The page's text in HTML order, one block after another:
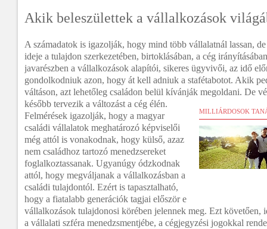
Akik beleszülettek a vállalkozások
A számadatok is igazolják, hogy mind több vállalatnál lassan,
ideje a tulajdon szerkezetében, birtoklásában, a cég
javarészben a vállalkozások alapítói, sikeres ügyvivői, az idő
gondolkodniuk azon, hogy át kell adniuk a stafétabotot. Akik
váltáson, azt lehetőleg családon belül kívánják megoldani. De
MILLIÁRDOSOK
később tervezik a változást a cég élén.
Felmérések igazolják, hogy a magyar
családi vállalatok meghatározó képviselői
még attól is vonakodnak, hogy külső, azaz
nem családhoz tartozó menedzsereket
foglalkoztassanak. Ugyanúgy ódzkodnak
attól, hogy megváljanak a vállalkozásban a
családi tulajdontól. Ezért is tapasztalható,
hogy a fiatalabb generációk tagjai először e
vállalkozások tulajdonosi körében jelennek meg. Ezt követően,
a vállalati szféra menedzsmentjébe, a cégjegyzési jogokkal